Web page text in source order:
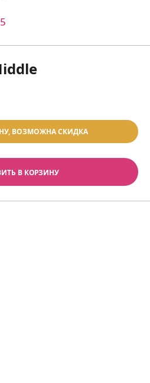
ВОЗМОЖНА СКИДКА
В КОРЗИНУ